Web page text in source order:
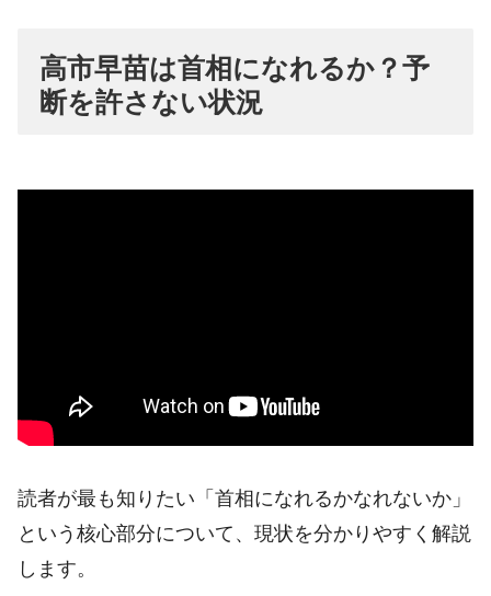
高市早苗は首相になれるか？予
断を許さない状況
読者が最も知りたい「首相になれるかなれないか」
という核心部分について、現状を分かりやすく解説
します。